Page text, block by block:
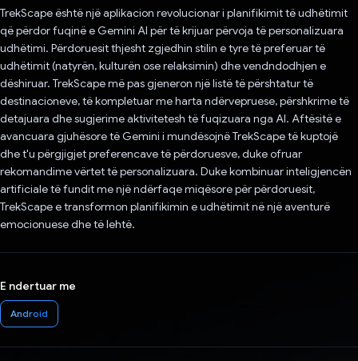
TrekScape është një aplikacion revolucionar i planifikimit të udhëtimit
që përdor fuqinë e Gemini AI për të krijuar përvoja të personalizuara
udhëtimi. Përdoruesit thjesht zgjedhin stilin e tyre të preferuar të
udhëtimit (natyrën, kulturën ose relaksimin) dhe vendndodhjen e
dëshiruar. TrekScape më pas gjeneron një listë të përshtatur të
destinacioneve, të kompletuar me harta ndërvepruese, përshkrime të
detajuara dhe sugjerime aktivitetesh të fuqizuara nga AI. Aftësitë e
avancuara gjuhësore të Gemini i mundësojnë TrekScape të kuptojë
dhe t'u përgjigjet preferencave të përdoruesve, duke ofruar
rekomandime vërtet të personalizuara. Duke kombinuar inteligjencën
artificiale të fundit me një ndërfaqe miqësore për përdoruesit,
TrekScape e transformon planifikimin e udhëtimit në një aventurë
emocionuese dhe të lehtë.
E ndertuar me
Android